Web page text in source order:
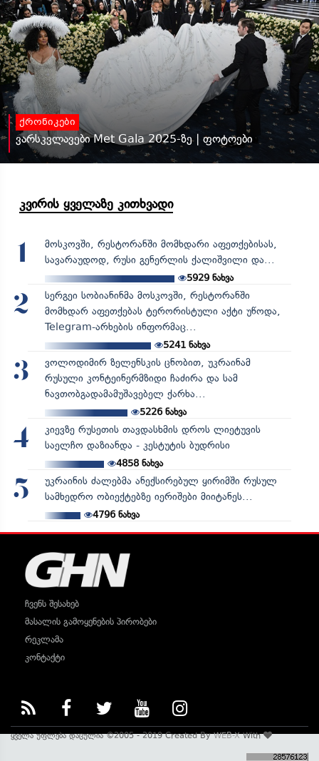
ქრონიკები
ვარსკვლავები Met Gala 2025-ზე | ფოტოები
კვირის ყველაზე კითხვადი
1
მოსკოვში, რესტორანში მომხდარი აფეთქებისას,
სავარაუდოდ, რუსი გენერლის ქალიშვილი და...
5929 ნახვა
2
სერგეი სობიანინმა მოსკოვში, რესტორანში
მომხდარ აფეთქებას ტერორისტული აქტი უწოდა,
Telegram-არხების ინფორმაც...
5241ნახვა
3
ვოლოდიმირ ზელენსკის ცნობით, უკრაინამ
რუსული კონტეინერმზიდი ჩაძირა და სამ
ნავთობგადამამუშავებელ ქარხა...
5226ნახვა
4
კიევზე რუსეთის თავდასხმის დროს ლიეტუვის
საელჩო დაზიანდა - კესტუტის ბუდრისი
4858ნახვა
5
უკრაინის ძალებმა ანექსირებულ ყირიმში რუსულ
სამხედრო ობიექტებზე იერიშები მიიტანეს...
4796ნახვა
ჩვენს შესახებ
მასალის გამოყენების პირობები
რეკლამა
კონტაქტი
ყველა უფლება დაცულია ©2005 - 2019 Created ByWEB-XWith